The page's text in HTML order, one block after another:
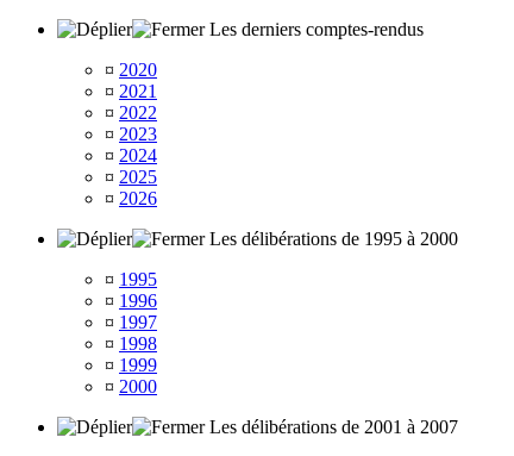
Les derniers comptes-rendus
¤ 2020
¤ 2021
¤ 2022
¤ 2023
¤ 2024
¤ 2025
¤ 2026
Les délibérations de 1995 à 2000
¤ 1995
¤ 1996
¤ 1997
¤ 1998
¤ 1999
¤ 2000
Les délibérations de 2001 à 2007